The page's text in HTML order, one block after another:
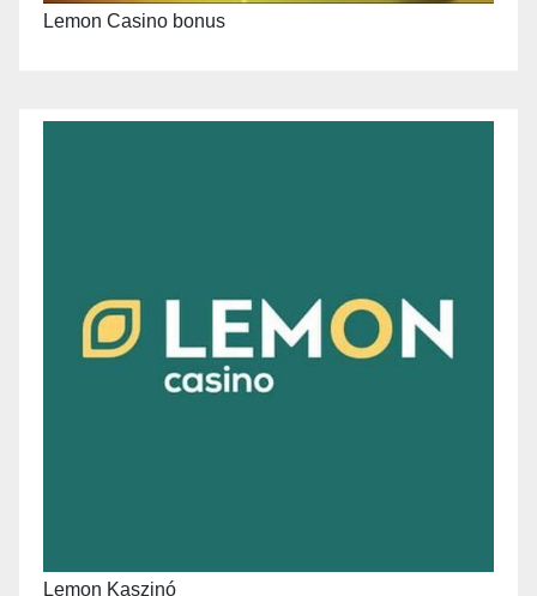
Lemon Casino bonus
Lemon Kaszinó